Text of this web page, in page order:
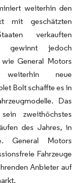
weiterhin den
mit geschätzten
verkauften
gewinnt jedoch
General Motors
weiterhin neue
Bolt schaffte es in
Das
zweithöchstes
des Jahres, in
General Motors
Fahrzeuge
Anbieter auf